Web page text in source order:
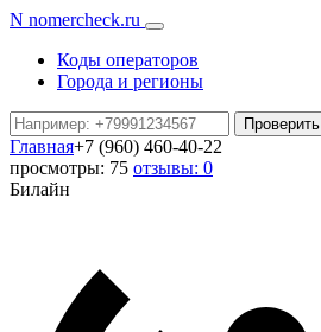
N nomercheck.ru
Коды операторов
Города и регионы
Проверить
Главная+7 (960) 460-40-22
просмотры: 75 отзывы: 0
Билайн